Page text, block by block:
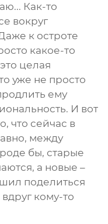
Как-то
вокруг
к остроте
какое-то
целая
уже не просто
ему
И вот
что сейчас в
между
бы, старые
а новые –
поделиться
кому-то